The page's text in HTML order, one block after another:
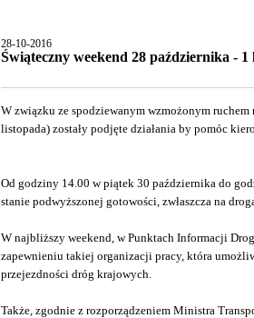
28-10-2016
Świąteczny weekend 28 października -
W związku ze spodziewanym wzmożonym
listopada) zostały podjęte działania by pomóc
Od godziny 14.00 w piątek 30 października do
stanie podwyższonej gotowości, zwłaszcza na
W najbliższy weekend, w Punktach Informacji
zapewnieniu takiej organizacji pracy, która
przejezdności dróg krajowych.
Także, zgodnie z rozporządzeniem Ministra